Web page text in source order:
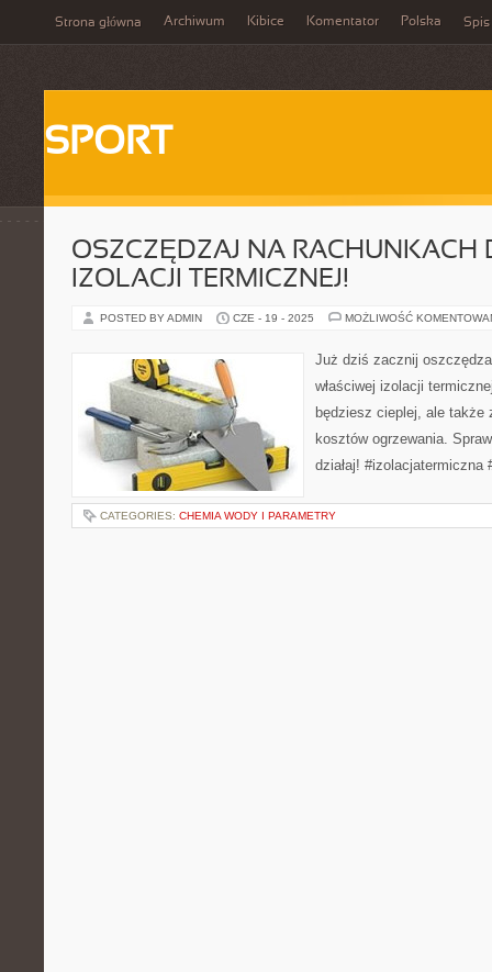
Strona główna Archiwum Kibice Komentator Polska Spis
SPORT
OSZCZĘDZAJ NA RACHUNKACH
IZOLACJI TERMICZNEJ!
POSTED BY ADMIN CZE - 19 - 2025 MOŻLIWOŚĆ
Już dziś zacznij
właściwej izolacji
będziesz cieplej, ale także
kosztów ogrzewania.
działaj! #izolacjatermiczna
CATEGORIES: CHEMIA WODY I PARAMETRY